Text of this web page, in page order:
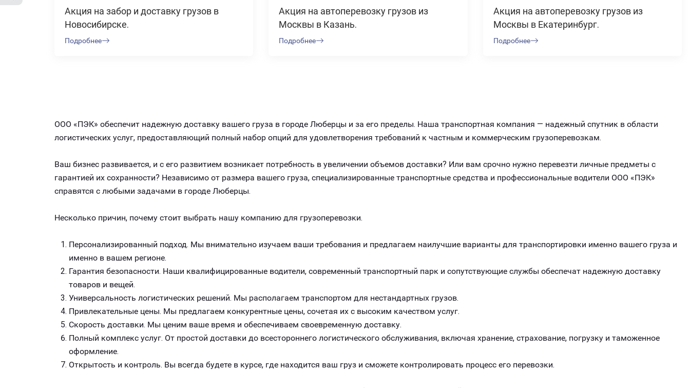
Акция на забор и доставку грузов в
Новосибирске.
Подробнее
Акция на автоперевозку грузов из
Москвы в Казань.
Подробнее
Акция на автоперевозку грузов из
Москвы в Екатеринбург.
Подробнее
ООО «ПЭК» обеспечит надежную доставку вашего груза в городе Люберцы и за его пределы. Наша транспортная компания — надежный спутник в области
логистических услуг, предоставляющий полный набор опций для удовлетворения требований к частным и коммерческим грузоперевозкам.
Ваш бизнес развивается, и с его развитием возникает потребность в увеличении объемов доставки? Или вам срочно нужно перевезти личные предметы с
гарантией их сохранности? Независимо от размера вашего груза, специализированные транспортные средства и профессиональные водители ООО «ПЭК»
справятся с любыми задачами в городе Люберцы.
Несколько причин, почему стоит выбрать нашу компанию для грузоперевозки.
Персонализированный подход. Мы внимательно изучаем ваши требования и предлагаем наилучшие варианты для транспортировки именно вашего груза и
именно в вашем регионе.
Гарантия безопасности. Наши квалифицированные водители, современный транспортный парк и сопутствующие службы обеспечат надежную доставку
товаров и вещей.
Универсальность логистических решений. Мы располагаем транспортом для нестандартных грузов.
Привлекательные цены. Мы предлагаем конкурентные цены, сочетая их с высоким качеством услуг.
Скорость доставки. Мы ценим ваше время и обеспечиваем своевременную доставку.
Полный комплекс услуг. От простой доставки до всестороннего логистического обслуживания, включая хранение, страхование, погрузку и таможенное
оформление.
Открытость и контроль. Вы всегда будете в курсе, где находится ваш груз и сможете контролировать процесс его перевозки.